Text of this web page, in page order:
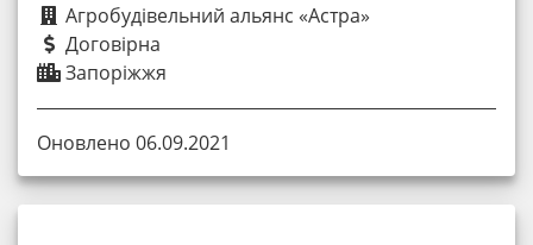
Агробудівельний альянс «Астра»
Договірна
Запоріжжя
Оновлено 06.09.2021